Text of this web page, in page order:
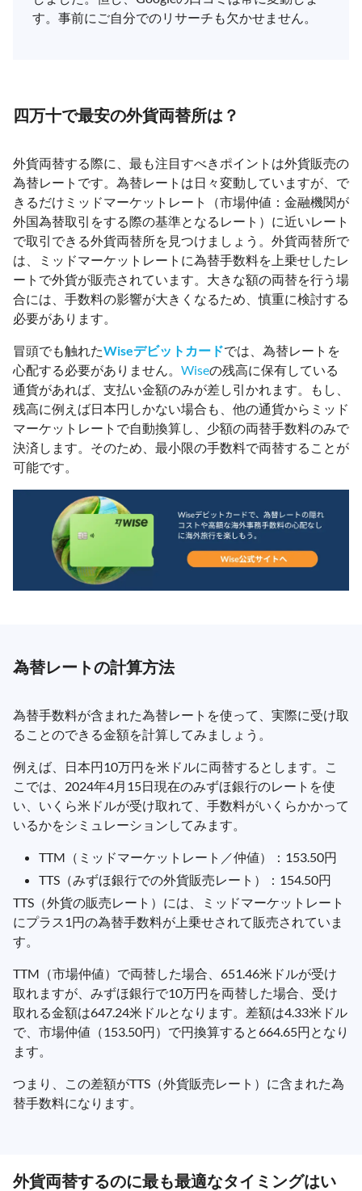
す。事前にご自分でのリサーチも欠かせません。
四万十で最安の外貨両替所は？
外貨両替する際に、最も注目すべきポイントは外貨販売の
為替レートです。為替レートは日々変動していますが、で
きるだけミッドマーケットレート（市場仲値：金融機関が
外国為替取引をする際の基準となるレート）に近いレート
で取引できる外貨両替所を見つけましょう。外貨両替所で
は、ミッドマーケットレートに為替手数料を上乗せしたレ
ートで外貨が販売されています。大きな額の両替を行う場
合には、手数料の影響が大きくなるため、慎重に検討する
必要があります。
冒頭でも触れたWiseデビットカードでは、為替レートを
心配する必要がありません。 Wiseの残高に保有している
通貨があれば、支払い金額のみが差し引かれます。もし、
残高に例えば日本円しかない場合も、他の通貨からミッド
マーケットレートで自動換算し、少額の両替手数料のみで
決済します。そのため、最小限の手数料で両替することが
可能です。
為替レートの計算方法
為替手数料が含まれた為替レートを使って、実際に受け取
ることのできる金額を計算してみましょう。
例えば、日本円10万円を米ドルに両替するとします。こ
こでは、2024年4月15日現在のみずほ銀行のレートを使
い、いくら米ドルが受け取れて、手数料がいくらかかって
いるかをシミュレーションしてみます。
TTM（ミッドマーケットレート／仲値）：153.50円
TTS（みずほ銀行での外貨販売レート）：154.50円
TTS（外貨の販売レート）には、ミッドマーケットレート
にプラス1円の為替手数料が上乗せされて販売されていま
す。
TTM（市場仲値）で両替した場合、651.46米ドルが受け
取れますが、みずほ銀行で10万円を両替した場合、受け
取れる金額は647.24米ドルとなります。差額は4.33米ドル
で、市場仲値（153.50円）で円換算すると664.65円となり
ます。
つまり、この差額がTTS（外貨販売レート）に含まれた為
替手数料になります。
外貨両替するのに最も最適なタイミングはい